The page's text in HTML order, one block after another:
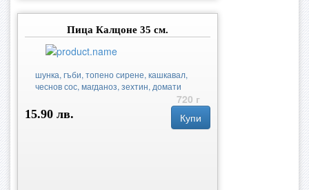
Пица Калцоне 35 см.
шунка, гъби, топено сирене, кашкавал,
чеснов сос, магданоз, зехтин, домати
720 г
15.90 лв.
Купи